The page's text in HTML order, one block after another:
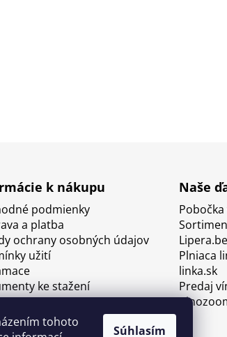
tohoto
Súhlasím
k nákupu
podmienky
a platba
ochrany osobných údajov
užití
ke stažení
Naše
Plniaca
linka.sk
Predaj